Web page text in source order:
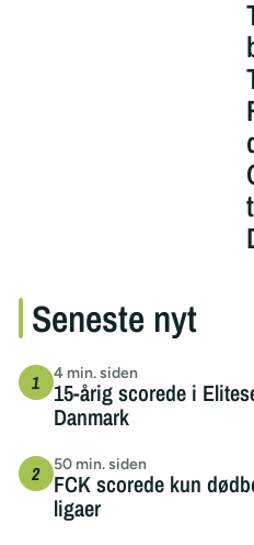
Seneste nyt
4 min. siden
15-årig scorede i
Danmark
50 min. siden
FCK scorede kun
ligaer